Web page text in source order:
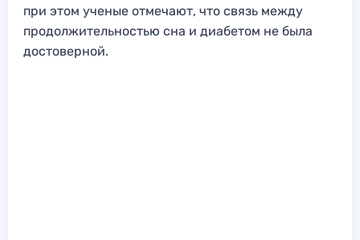
при этом ученые отмечают, что связь между
продолжительностью сна и диабетом не была
достоверной.